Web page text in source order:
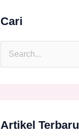
Cari
u
Artikel Terbaru